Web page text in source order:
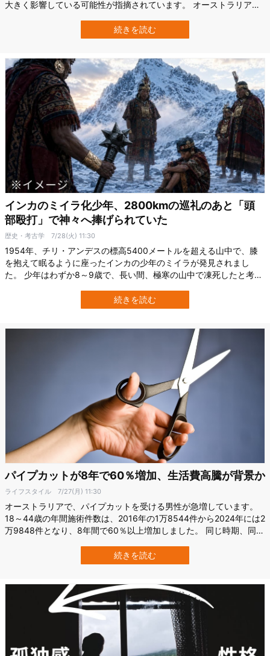
大きく影響している可能性が指摘されています。 オーストラリアの
よって、地域や国家の所得格差が拡大すればするほど女性が自発的
に“セクシュアルな画像”を投稿する割合が高まることが示唆され、こ
続きを読む
インカのミイラ化少年、2800kmの巡礼のあと「頭
部殴打」で神々へ捧げられていた
歴史・考古学 7/28(火) 11:30
1954年、チリ・アンデスの標高5400メートルを超える山中で、膝
を抱えて眠るように座ったインカの少年のミイラが発見されまし
た。 少年はわずか8～9歳で、長い間、極寒の山中で凍死したと考え
間に最大2800キロを移動し、最後は頭部に強い打撃を受けて神々へ
捧げられた可能性が浮かび上がったのです。 この研究は、スペイン
続きを読む
パイプカットが8年で60％増加、生活費高騰が背景か
ライフスタイル 7/27(月) 11:30
オーストラリアで、パイプカットを受ける男性が急増しています。
18～44歳の年間施術件数は、2016年の1万8544件から2024年には2
万9848件となり、8年間で60％以上増加しました。 同じ時期、同国
（Adelaide University）の研究チームは、住宅費や子育て費用の上
昇などが、家族計画に影響している可能性に注目しています。…
続きを読む